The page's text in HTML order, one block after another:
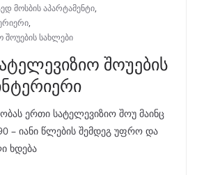
მოსბის აპარტამენტი,
,
სახლები
შოუების
ერთი სატელევიზიო შოუ მაინც
90 – იანი წლების შემდეგ უფრო და
ხდება